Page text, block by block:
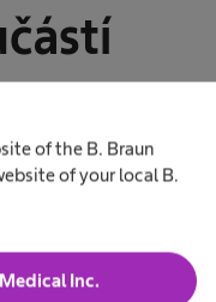
of the B. Braun
of your local B.
Inc.
a ukázat, co ve